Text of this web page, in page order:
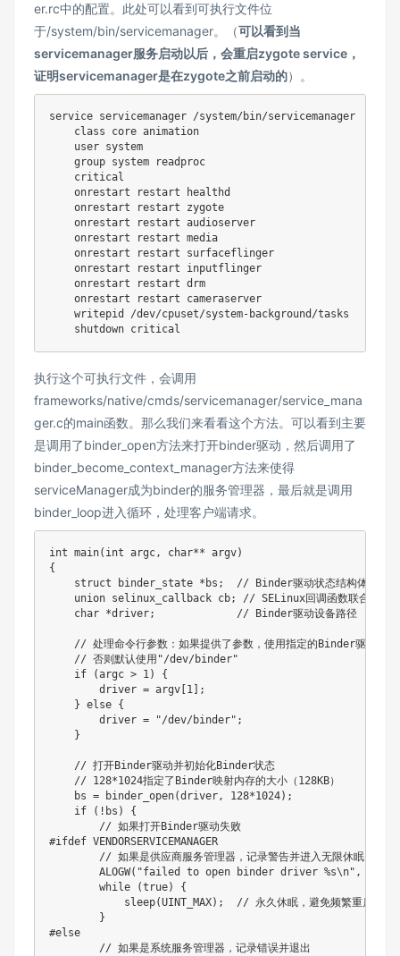
er.rc中的配置。此处可以看到可执行文件位
于/system/bin/servicemanager。（可以看到当
servicemanager服务启动以后，会重启zygote service，
证明servicemanager是在zygote之前启动的）。
service servicemanager /system/bin/servicemanager
    class core animation
    user system
    group system readproc
    critical
    onrestart restart healthd
    onrestart restart zygote
    onrestart restart audioserver
    onrestart restart media
    onrestart restart surfaceflinger
    onrestart restart inputflinger
    onrestart restart drm
    onrestart restart cameraserver
    writepid /dev/cpuset/system-background/tasks
执行这个可执行文件，会调用
frameworks/native/cmds/servicemanager/service_mana
ger.c的main函数。那么我们来看看这个方法。可以看到主要
是调用了binder_open方法来打开binder驱动，然后调用了
binder_become_context_manager方法来使得
serviceManager成为binder的服务管理器，最后就是调用
binder_loop进入循环，处理客户端请求。
int main(int argc, char** argv)
{
    struct binder_state *bs;  // Binder驱动状态结构体指针
    union selinux_callback cb; // SELinux回调函数联合体
    char *driver;             // Binder驱动设备路径
    // 处理命令行参数：如果提供了参数，使用指定的Binder驱动设备
    // 否则默认使用"/dev/binder"
    if (argc > 1) {
        driver = argv[1];
    } else {
        driver = "/dev/binder";
    }
    // 打开Binder驱动并初始化Binder状态
    // 128*1024指定了Binder映射内存的大小（128KB）
    bs = binder_open(driver, 128*1024);
    if (!bs) {
        // 如果打开Binder驱动失败
#ifdef VENDORSERVICEMANAGER
        // 如果是供应商服务管理器，记录警告并进入无限休眠
ALOGW("failed to open binder driver %s\n",
        while (true) {
            sleep(UINT_MAX);  // 永久休眠，避免频繁重启
        }
#else
        // 如果是系统服务管理器，记录错误并退出